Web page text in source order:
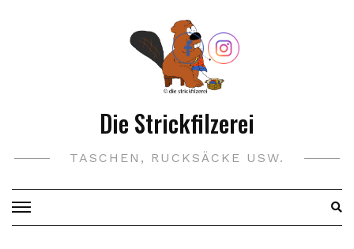
Die Strickfilzerei
TASCHEN, RUCKSÄCKE USW.